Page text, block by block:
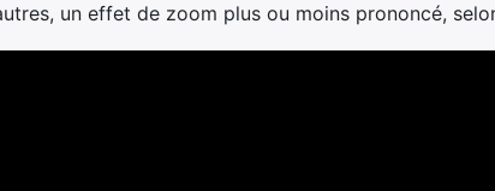
un effet de zoom plus ou moins prononcé,